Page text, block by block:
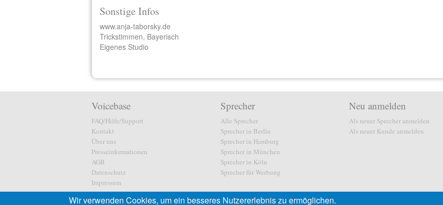
Sonstige Infos
www.anja-taborsky.de
Trickstimmen, Bayerisch
Eigenes Studio
Voicebase
FAQ/Hilfe/Support
Kontakt
Über uns
Presseinformationen
AGB
Datenschutz
Impressum
Sprecher
Alle Sprecher
Sprecher in Berlin
Sprecher in Hamburg
Sprecher in München
Sprecher in Köln
Sprecher für Werbung
Neu anmelden
Als neuer Sprecher anmelden
Als neuer Kunde anmelden
Wir verwenden Cookies, um ein besseres Nutzererlebnis zu ermöglichen.